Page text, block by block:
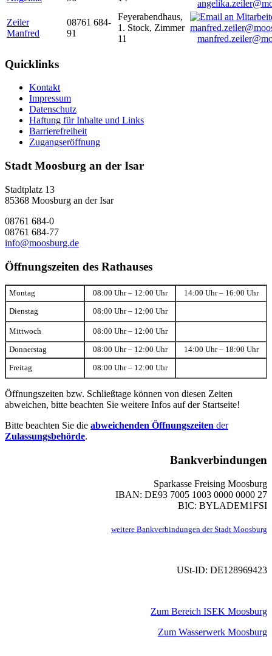
Zeiler
Manfred
08761 684-
91
Feyerabendhaus,
1. Stock, Zimmer
11
Quicklinks
Kontakt
Impressum
Datenschutz
Haftung für Inhalte und Links
Barrierefreiheit
Zugangseröffnung
Stadt Moosburg an der Isar
Stadtplatz 13
85368 Moosburg an der Isar
08761 684-0
08761 684-77
info@moosburg.de
Öffnungszeiten des Rathauses
Montag 08:00 Uhr – 12:00 Uhr 14:00 Uhr – 16:00 Uhr
Dienstag 08:00 Uhr – 12:00 Uhr
Mittwoch 08:00 Uhr – 12:00 Uhr
Donnerstag 08:00 Uhr – 12:00 Uhr 14:00 Uhr – 18:00 Uhr
Freitag 08:00 Uhr – 12:00 Uhr
Öffnungszeiten bzw. Schließtage können von diesen Zeiten
abweichen, bitte beachten Sie weitere Infos auf der Startseite!
Bitte beachten Sie die abweichenden Öffnungszeiten der
Zulassungsbehörde.
Bankverbindungen
Sparkasse Freising Moosburg
IBAN: DE93 7005 1003 0000 0000 27
BIC: BYLADEM1FSI
weitere Bankverbindungen der Stadt Moosburg
USt-ID: DE128969423
Zum Bereich ISEK Moosburg
Zum Wasserwerk Moosburg